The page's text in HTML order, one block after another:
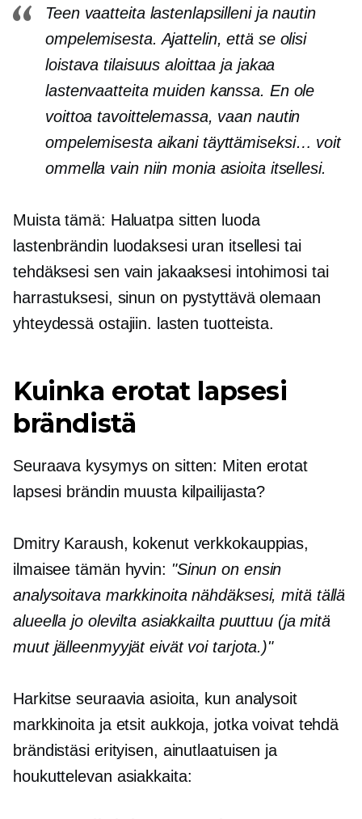
Teen vaatteita lastenlapsilleni ja nautin
ompelemisesta. Ajattelin, että se olisi
loistava tilaisuus aloittaa ja jakaa
lastenvaatteita muiden kanssa. En ole
voittoa tavoittelemassa, vaan nautin
ompelemisesta aikani täyttämiseksi… voit
ommella vain niin monia asioita itsellesi.
Muista tämä: Haluatpa sitten luoda
lastenbrändin luodaksesi uran itsellesi tai
tehdäksesi sen vain jakaaksesi intohimosi tai
harrastuksesi, sinun on pystyttävä olemaan
yhteydessä ostajiin. lasten tuotteista.
Kuinka erotat lapsesi
brändistä
Seuraava kysymys on sitten: Miten erotat
lapsesi brändin muusta kilpailijasta?
Dmitry Karaush, kokenut verkkokauppias,
ilmaisee tämän hyvin: "Sinun on ensin
analysoitava markkinoita nähdäksesi, mitä tällä
alueella jo olevilta asiakkailta puuttuu (ja mitä
muut jälleenmyyjät eivät voi tarjota.)"
Harkitse seuraavia asioita, kun analysoit
markkinoita ja etsit aukkoja, jotka voivat tehdä
brändistäsi erityisen, ainutlaatuisen ja
houkuttelevan asiakkaita: